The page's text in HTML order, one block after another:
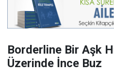
Borderline Bir Aşk
Üzerinde İnce Buz